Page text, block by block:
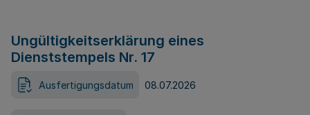
Ungültigkeitserklärung eines
Dienststempels Nr. 17
Ausfertigungsdatum 08.07.2026